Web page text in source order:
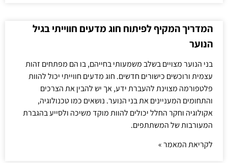
המדריך המקיף לפיתוח חוג מדעים חווייתי בגיל
הנוער
בני הנוער מצויים בשלב משמעותי בחייהם, בו הם מפתחים זהות
עצמית ורוכשים כישורים חדשים. חוג מדעים חווייתי יכול להוות
פלטפורמה מצוינת להעברת ידע, אך יש להבין את הצרכים
והתחומים המעניינים את בני הנוער. נושאים כמו טכנולוגיה,
אקולוגיה וחקר החלל יכולים להוות מוקד משיכה ולסייע בהגברת
המעורבות של המשתתפים.
לקריאת המאמר »